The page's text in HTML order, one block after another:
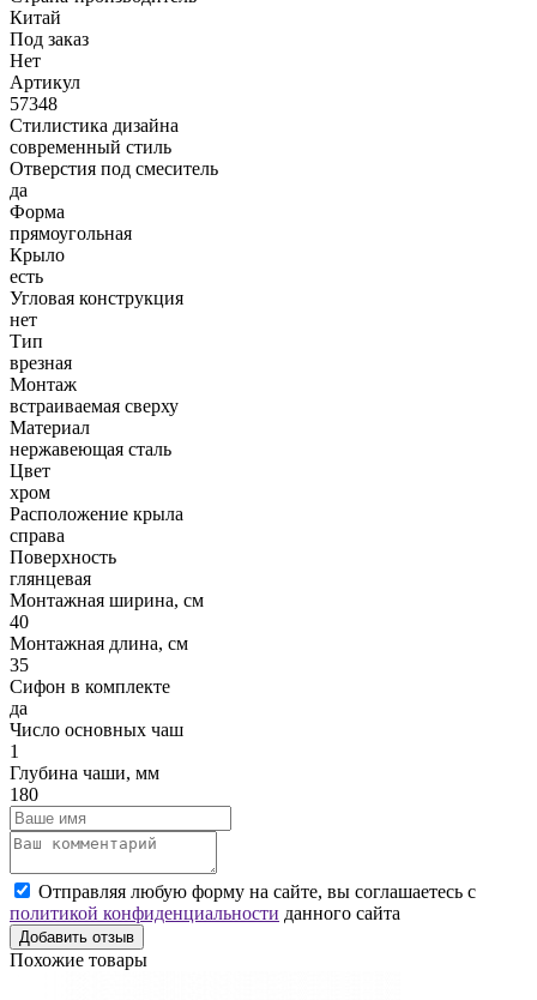
Китай
Под заказ
Нет
Артикул
57348
Стилистика дизайна
современный стиль
Отверстия под смеситель
да
Форма
прямоугольная
Крыло
есть
Угловая конструкция
нет
Тип
врезная
Монтаж
встраиваемая сверху
Материал
нержавеющая сталь
Цвет
хром
Расположение крыла
справа
Поверхность
глянцевая
Монтажная ширина, см
40
Монтажная длина, см
35
Сифон в комплекте
да
Число основных чаш
1
Глубина чаши, мм
180
Отправляя любую форму на сайте, вы соглашаетесь с
политикой конфиденциальности данного сайта
Добавить отзыв
Похожие товары